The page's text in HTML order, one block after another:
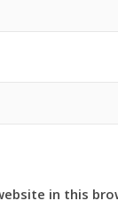
in this